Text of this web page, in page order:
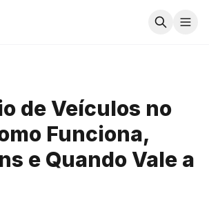
de Veículos no
Funciona,
e Quando Vale a